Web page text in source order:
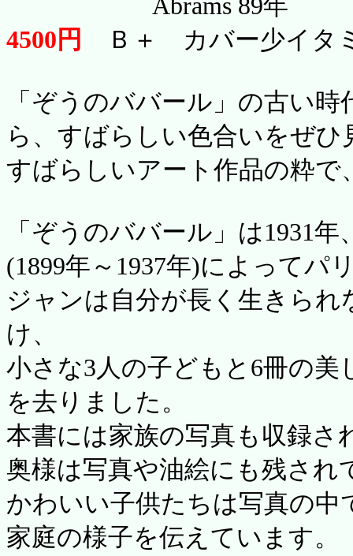
Abrams 89年
4500円
Ｂ＋ カバー少イタ
「ぞうのババール」の古い
ら、すばらしい色合いをぜ
すばらしいアート作品の粋
「ぞうのババール」は1931
(1899年～1937年)によってパ
ジャンは自分が長く生きら
け、
小さな3人の子どもと6冊の美
を去りました。
本書には家族の写真も収録
奥様は写真や油絵にも残され
かわいい子供たちは写真の
家庭の様子を伝えています。